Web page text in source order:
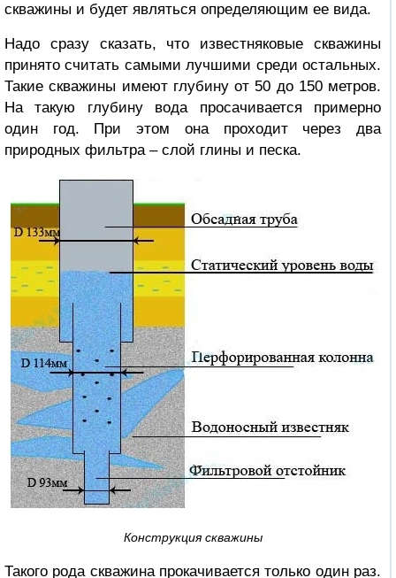
скважины и будет являться определяющим ее вида.
Надо сразу сказать, что известняковые скважины
принято считать самыми лучшими среди остальных.
Такие скважины имеют глубину от 50 до 150 метров.
На такую глубину вода просачивается примерно
один год. При этом она проходит через два
природных фильтра – слой глины и песка.
Конструкция скважины
Такого рода скважина прокачивается только один раз.